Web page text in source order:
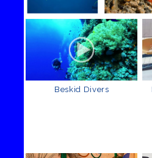
Beskid Divers